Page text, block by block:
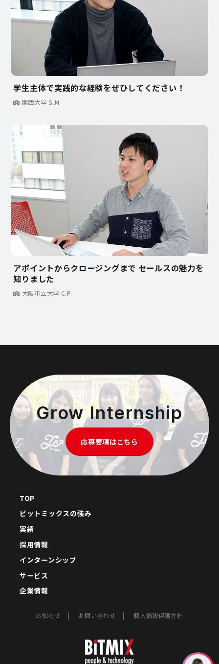
学生主体で実践的な経験をぜひしてください！
関西大学 S.M
アポイントからクロージングまで セールスの魅力を
知りました
大阪市立大学 C.P
Grow Internship
応募要項はこちら
TOP
ビットミックスの強み
実績
採用情報
インターンシップ
サービス
企業情報
お知らせ お問い合わせ 個人情報保護方針